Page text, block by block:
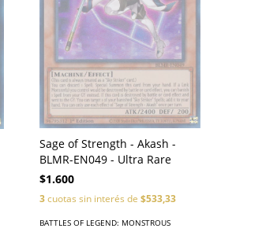
Sage of Strength - Akash -
BLMR-EN049 - Ultra Rare
$1.600
3cuotas sin interés de$533,33
BATTLES OF LEGEND: MONSTROUS